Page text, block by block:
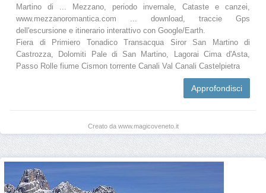
Martino di ... Mezzano, periodo invernale, Cataste e canzei,
www.mezzanoromantica.com ... download, traccie Gps
dell'escursione e itinerario interattivo con Google/Earth.
Fiera di Primiero Tonadico Transacqua Siror San Martino di
Castrozza, Dolomiti Pale di San Martino, Lagorai Cima d'Asta,
Passo Rolle fiume Cismon torrente Canali Val Canali Castelpietra
Approfondisci
Creato da www.magicoveneto.it